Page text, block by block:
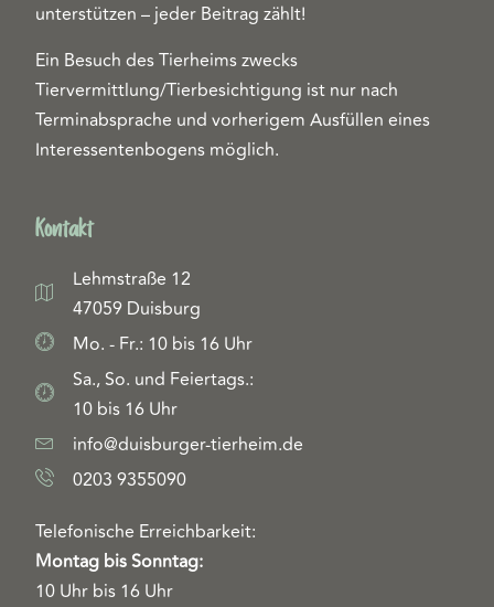
unterstützen – jeder Beitrag zählt!
Ein Besuch des Tierheims zwecks
Tiervermittlung/Tierbesichtigung ist nur nach
Terminabsprache und vorherigem Ausfüllen eines
Interessentenbogens möglich.
Kontakt
Lehmstraße 12
47059 Duisburg
Mo. - Fr.: 10 bis 16 Uhr
Sa., So. und Feiertags.:
10 bis 16 Uhr
info@duisburger-tierheim.de
0203 9355090
Telefonische Erreichbarkeit:
Montag bis Sonntag:
10 Uhr bis 16 Uhr